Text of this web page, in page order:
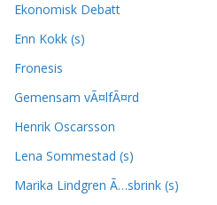
Ekonomisk Debatt
Enn Kokk (s)
Fronesis
Gemensam vÃ¤lfÃ¤rd
Henrik Oscarsson
Lena Sommestad (s)
Marika Lindgren Ã…sbrink (s)